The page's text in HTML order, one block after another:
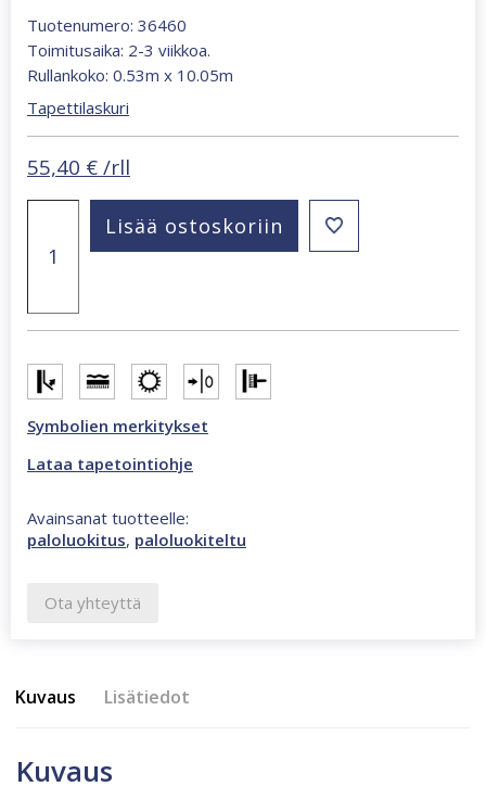
Tuotenumero: 36460
Toimitusaika: 2-3 viikkoa.
Rullankoko: 0.53m x 10.05m
Tapettilaskuri
55,40 € /rll
36460
määrä
Lisää ostoskoriin
Symbolien merkitykset
Lataa tapetointiohje
Avainsanat tuotteelle:
paloluokitus, paloluokiteltu
Ota yhteyttä
Kuvaus Lisätiedot
Kuvaus